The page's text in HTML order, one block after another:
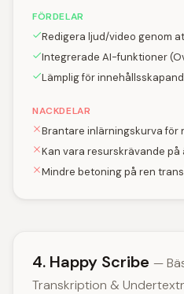
FÖRDELAR
Redigera ljud/video genom
Integrerade AI-funktioner
Lämplig för
NACKDELAR
Brantare inlärningskurva för
Kan vara resurskrävande på
Mindre betoning på ren
4. Happy Scribe —
Transkription &